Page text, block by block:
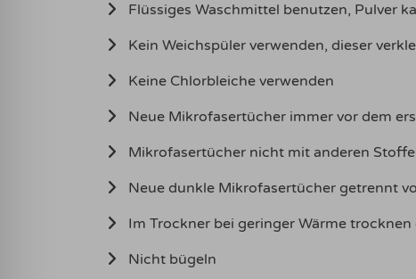
Flüssiges Waschmittel benutzen, Pulver
Kein Weichspüler verwenden, dieser
Keine Chlorbleiche verwenden
Neue Mikrofasertücher immer vor dem
Mikrofasertücher nicht mit anderen
Neue dunkle Mikrofasertücher getrennt
Im Trockner bei geringer Wärme
Nicht bügeln